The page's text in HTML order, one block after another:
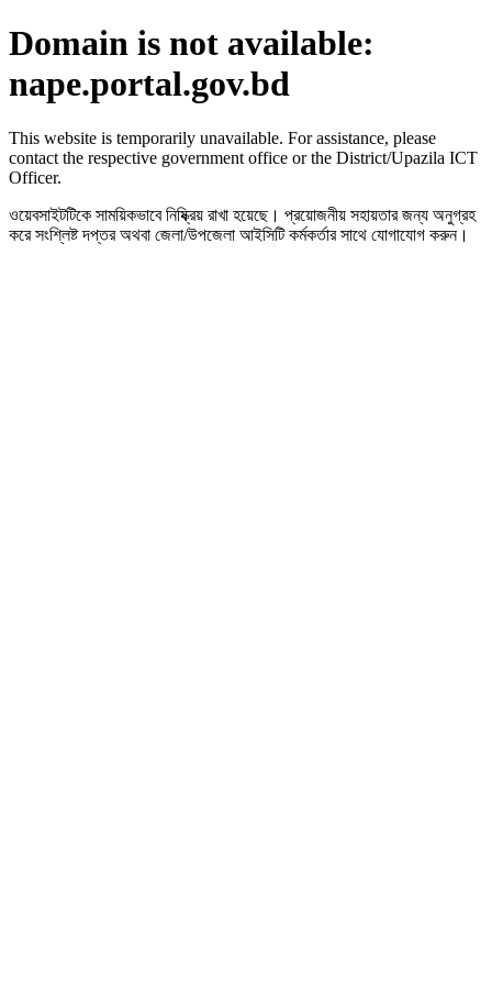
Domain is not available:
nape.portal.gov.bd
This website is temporarily unavailable. For assistance, please
contact the respective government office or the District/Upazila ICT
Officer.
ওয়েবসাইটটিকে সাময়িকভাবে নিষ্ক্রিয় রাখা হয়েছে। প্রয়োজনীয় সহায়তার জন্য অনুগ্রহ
করে সংশ্লিষ্ট দপ্তর অথবা জেলা/উপজেলা আইসিটি কর্মকর্তার সাথে যোগাযোগ করুন।